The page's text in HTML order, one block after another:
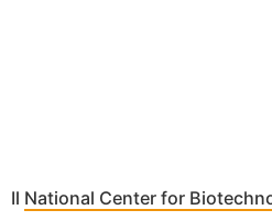
Il National Center for